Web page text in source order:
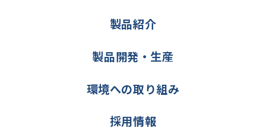
製品紹介
製品開発・生産
環境への取り組み
採用情報